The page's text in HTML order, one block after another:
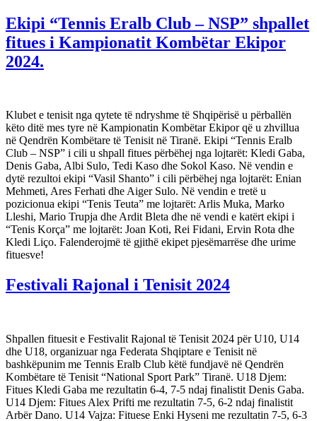
Ekipi “Tennis Eralb Club – NSP” shpallet
fitues i Kampionatit Kombëtar Ekipor
2024.
Klubet e tenisit nga qytete të ndryshme të Shqipërisë u përballën
këto ditë mes tyre në Kampionatin Kombëtar Ekipor që u zhvillua
në Qendrën Kombëtare të Tenisit në Tiranë. Ekipi “Tennis Eralb
Club – NSP” i cili u shpall fitues përbëhej nga lojtarët: Kledi Gaba,
Denis Gaba, Albi Sulo, Tedi Kaso dhe Sokol Kaso. Në vendin e
dytë rezultoi ekipi “Vasil Shanto” i cili përbëhej nga lojtarët: Enian
Mehmeti, Ares Ferhati dhe Aiger Sulo. Në vendin e tretë u
pozicionua ekipi “Tenis Teuta” me lojtarët: Arlis Muka, Marko
Lleshi, Mario Trupja dhe Ardit Bleta dhe në vendi e katërt ekipi i
“Tenis Korça” me lojtarët: Joan Koti, Rei Fidani, Ervin Rota dhe
Kledi Liço. Falenderojmë të gjithë ekipet pjesëmarrëse dhe urime
fituesve!
Festivali Rajonal i Tenisit 2024
Shpallen fituesit e Festivalit Rajonal të Tenisit 2024 për U10, U14
dhe U18, organizuar nga Federata Shqiptare e Tenisit në
bashkëpunim me Tennis Eralb Club këtë fundjavë në Qendrën
Kombëtare të Tenisit “National Sport Park” Tiranë. U18 Djem:
Fitues Kledi Gaba me rezultatin 6-4, 7-5 ndaj finalistit Denis Gaba.
U14 Djem: Fitues Alex Prifti me rezultatin 7-5, 6-2 ndaj finalistit
Arbër Dano. U14 Vajza: Fituese Enki Hyseni me rezultatin 7-5, 6-3